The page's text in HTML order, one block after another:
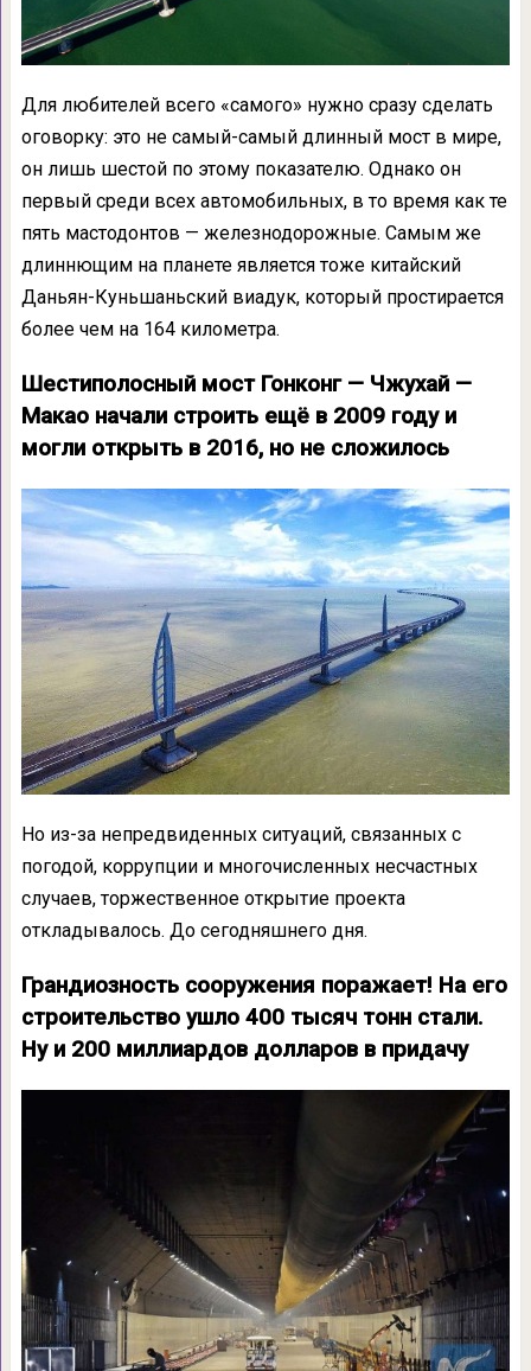
Для любителей всего «самого» нужно сразу сделать
оговорку: это не самый-самый длинный мост в мире,
он лишь шестой по этому показателю. Однако он
первый среди всех автомобильных, в то время как те
пять мастодонтов — железнодорожные. Самым же
длиннющим на планете является тоже китайский
Даньян-Куньшаньский виадук, который простирается
более чем на 164 километра.
Шестиполосный мост Гонконг — Чжухай —
Макао начали строить ещё в 2009 году и
могли открыть в 2016, но не сложилось
Но из-за непредвиденных ситуаций, связанных с
погодой, коррупции и многочисленных несчастных
случаев, торжественное открытие проекта
откладывалось. До сегодняшнего дня.
Грандиозность сооружения поражает! На его
строительство ушло 400 тысяч тонн стали.
Ну и 200 миллиардов долларов в придачу